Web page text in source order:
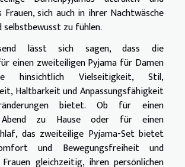
Frauen, sich auch in ihrer Nachtwäsche
zu fühlen.
lässt sich sagen, dass die
einen zweiteiligen Pyjama für Damen
hinsichtlich Vielseitigkeit, Stil,
Haltbarkeit und Anpassungsfähigkeit
bietet. Ob für einen
Abend zu Hause oder für einen
das zweiteilige Pyjama-Set bietet
und Bewegungsfreiheit und
gleichzeitig, ihren persönlichen